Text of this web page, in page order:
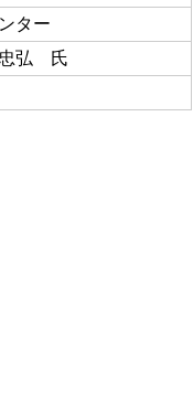
ター
弘 氏